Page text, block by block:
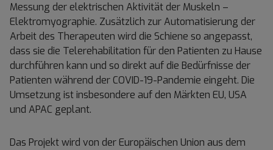
Messung der elektrischen Aktivität der Muskeln –
Elektromyographie. Zusätzlich zur Automatisierung der
Arbeit des Therapeuten wird die Schiene so angepasst,
dass sie die Telerehabilitation für den Patienten zu Hause
durchführen kann und so direkt auf die Bedürfnisse der
Patienten während der COVID-19-Pandemie eingeht. Die
Umsetzung ist insbesondere auf den Märkten EU, USA
und APAC geplant.
Das Projekt wird von der Europäischen Union aus dem